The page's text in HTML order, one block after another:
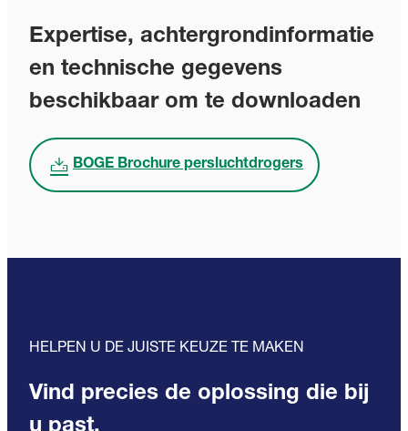
Expertise, achtergrondinformatie
en technische gegevens
beschikbaar om te downloaden
BOGE Brochure persluchtdrogers
HELPEN U DE JUISTE KEUZE TE MAKEN
Vind precies de oplossing die bij